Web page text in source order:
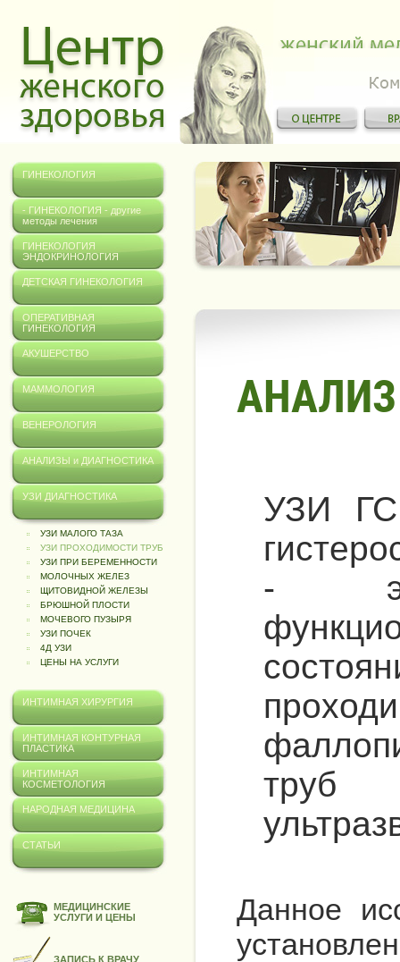
ГИНЕКОЛОГИЯ
- ГИНЕКОЛОГИЯ - другие
методы лечения
ГИНЕКОЛОГИЯ
ЭНДОКРИНОЛОГИЯ
ДЕТСКАЯ ГИНЕКОЛОГИЯ
ОПЕРАТИВНАЯ
ГИНЕКОЛОГИЯ
АКУШЕРСТВО
МАММОЛОГИЯ
ВЕНЕРОЛОГИЯ
АНАЛИЗЫ и ДИАГНОСТИКА
УЗИ ДИАГНОСТИКА
УЗИ МАЛОГО ТАЗА
УЗИ ПРОХОДИМОСТИ ТРУБ
УЗИ ПРИ БЕРЕМЕННОСТИ
МОЛОЧНЫХ ЖЕЛЕЗ
ЩИТОВИДНОЙ ЖЕЛЕЗЫ
БРЮШНОЙ ПЛОСТИ
МОЧЕВОГО ПУЗЫРЯ
УЗИ ПОЧЕК
4Д УЗИ
ЦЕНЫ НА УСЛУГИ
ИНТИМНАЯ ХИРУРГИЯ
ИНТИМНАЯ КОНТУРНАЯ
ПЛАСТИКА
ИНТИМНАЯ
КОСМЕТОЛОГИЯ
НАРОДНАЯ МЕДИЦИНА
СТАТЬИ
МЕДИЦИНСКИЕ
УСЛУГИ И ЦЕНЫ
ЗАПИСЬ К ВРАЧУ
УЗИ
-
труб
Данное